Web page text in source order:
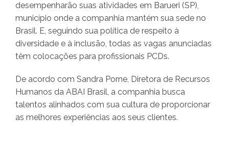
desempenharão suas atividades em Barueri (SP),
município onde a companhia mantém sua sede no
Brasil. E, seguindo sua política de respeito à
diversidade e à inclusão, todas as vagas anunciadas
têm colocações para profissionais PCDs.
De acordo com Sandra Porne, Diretora de Recursos
Humanos da ABAI Brasil, a companhia busca
talentos alinhados com sua cultura de proporcionar
as melhores experiências aos seus clientes.